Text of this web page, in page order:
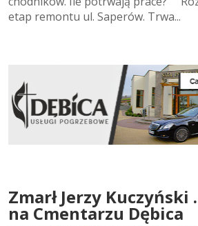
etap remontu ul. Saperów. Trwa...
Zmarł Jerzy Kuczyński
na Cmentarzu Dębica